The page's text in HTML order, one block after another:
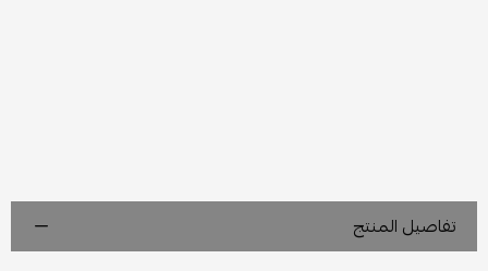
تفاصيل المنتج